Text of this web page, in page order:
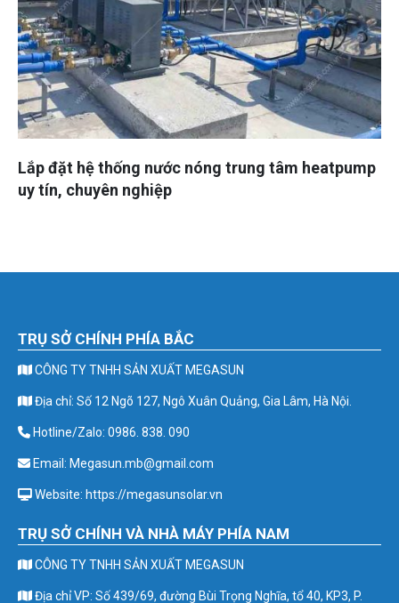
Lắp đặt hệ thống nước nóng trung tâm heatpump
uy tín, chuyên nghiệp
TRỤ SỞ CHÍNH PHÍA BẮC
CÔNG TY TNHH SẢN XUẤT MEGASUN
Địa chỉ: Số 12 Ngõ 127, Ngô Xuân Quảng, Gia Lâm, Hà Nội.
Hotline/Zalo: 0986. 838. 090
Email: Megasun.mb@gmail.com
Website: https://megasunsolar.vn
TRỤ SỞ CHÍNH VÀ NHÀ MÁY PHÍA NAM
CÔNG TY TNHH SẢN XUẤT MEGASUN
Địa chỉ VP: Số 439/69, đường Bùi Trọng Nghĩa, tổ 40, KP3, P.